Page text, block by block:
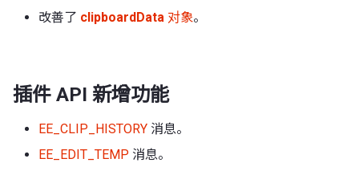
改善了 clipboardData 对象。
插件 API 新增功能
EE_CLIP_HISTORY 消息。
EE_EDIT_TEMP 消息。